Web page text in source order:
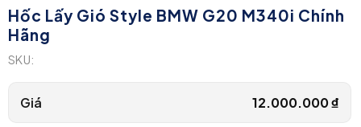
Hốc Lấy Gió Style BMW G20 M340i Chính
Hãng
SKU:
Giá 12.000.000₫